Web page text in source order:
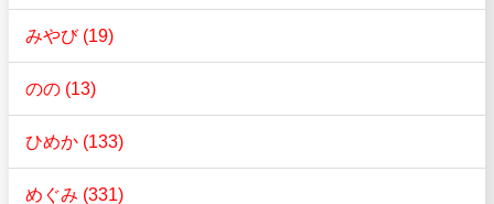
みやび (19)
のの (13)
ひめか (133)
めぐみ (331)